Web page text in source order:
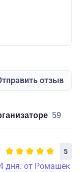
отзыв
59
5
дня: от Ромашек